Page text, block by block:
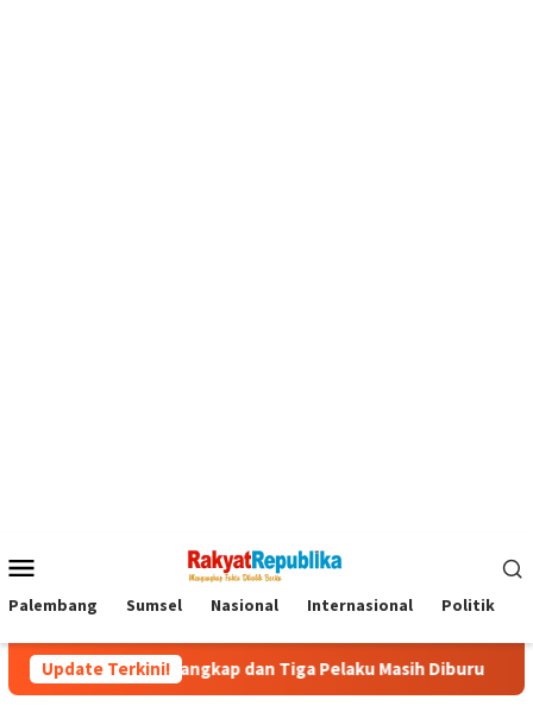
Mobile
Palembang Sumsel Nasional Internasional Politik
Update Terkini!
Ditangkap dan Tiga Pelaku Masih Diburu Kapolda